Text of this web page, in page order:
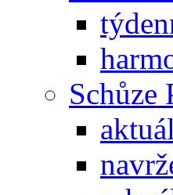
Schůze